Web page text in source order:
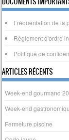
Fréquentation de la
Règlement d'ordre
Politique de
ARTICLES RÉCENTS
Week-end gourmand
Week-end
Fermeture piscine